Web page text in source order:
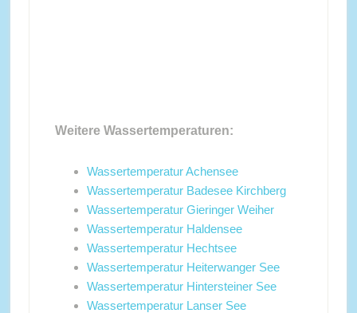
Weitere Wassertemperaturen:
Wassertemperatur Achensee
Wassertemperatur Badesee Kirchberg
Wassertemperatur Gieringer Weiher
Wassertemperatur Haldensee
Wassertemperatur Hechtsee
Wassertemperatur Heiterwanger See
Wassertemperatur Hintersteiner See
Wassertemperatur Lanser See